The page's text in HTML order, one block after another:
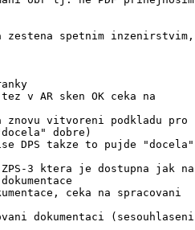
zestena spetnim inzenirstvim,
v AR sken OK ceka na
znovu vitvoreni podkladu pro
dobre)
DPS takze to pujde "docela"
3 ktera je dostupna jak na
ceka na spracovani
dokumentaci (sesouhlaseni